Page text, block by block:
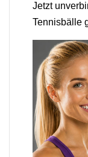
Jetzt
Tennisbälle